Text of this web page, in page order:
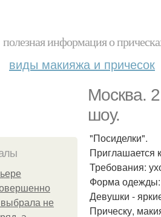
полезная информация о
виды макияжа и причесок
Москва.
шоу.
не
"Посиделки".
Приглашается
Требования:
Форма одежды:
Девушки -
Прическу,